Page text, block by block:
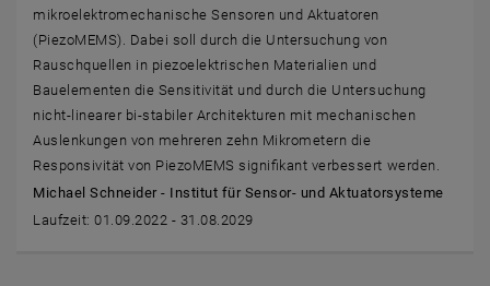
mikroelektromechanische Sensoren und Aktuatoren
(PiezoMEMS). Dabei soll durch die Untersuchung von
Rauschquellen in piezoelektrischen Materialien und
Bauelementen die Sensitivität und durch die Untersuchung
nicht-linearer bi-stabiler Architekturen mit mechanischen
Auslenkungen von mehreren zehn Mikrometern die
Responsivität von PiezoMEMS signifikant verbessert werden.
Michael Schneider - Institut für Sensor- und Aktuatorsysteme
Laufzeit: 01.09.2022 - 31.08.2029